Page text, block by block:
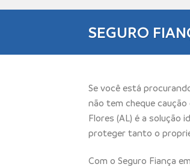
SEGURO
Se você está
não tem cheque caução
Flores (AL) é a solução
proteger tanto o
Com o Seguro Fiança